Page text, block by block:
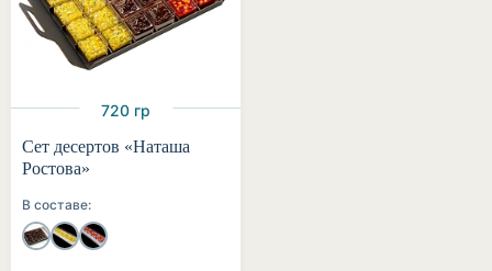
720 гр
Сет десертов «Наташа
Ростова»
В составе: